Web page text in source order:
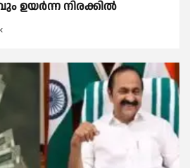
ഉയര്‍ന്ന നിരക്കില്‍